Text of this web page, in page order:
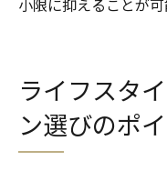
ライフスタ
ン選びのポ